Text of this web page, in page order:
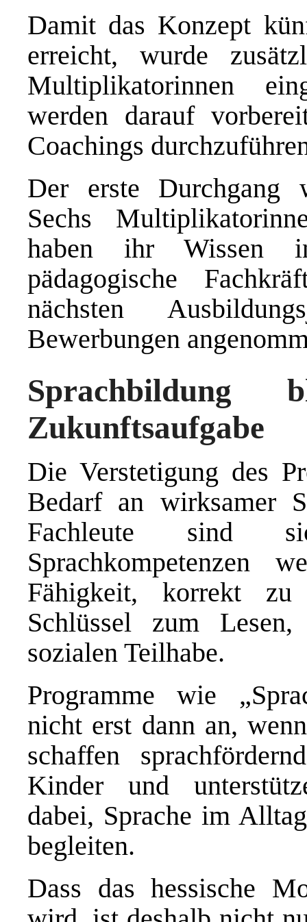
Damit das Konzept
erreicht, wurde
Multiplikatorinnen
werden darauf
Coachings
Der erste Durchgang
Sechs
haben ihr Wissen
pädagogische
nächsten
Bewerbungen
Sprachbildung
Zukunftsaufgabe
Die Verstetigung des
Bedarf an wirksamer
Fachleute sind
Sprachkompetenzen
Fähigkeit, korrekt
Schlüssel zum
sozialen Teilhabe.
Programme wie
nicht erst dann an,
schaffen
Kinder und
dabei, Sprache im
begleiten.
Dass das hessische